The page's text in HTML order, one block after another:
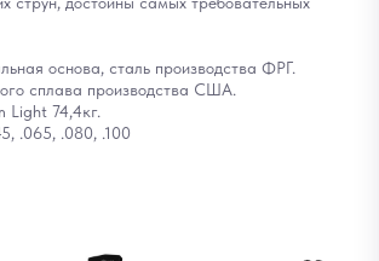
основа, сталь производства ФРГ.
сплава производства США.
Light 74,4кг.
.065, .080, .100